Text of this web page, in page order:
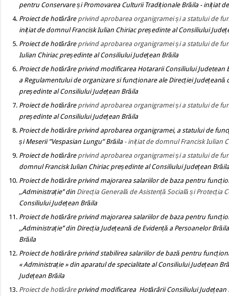
pentru Conservare și Promovarea Culturii Tradiționale Brăila - inițiat
Proiect de hotărâre privind aprobarea organigramei și a statului de
inițiat de domnul Francisk Iulian Chiriac președinte al Consiliului
Proiect de hotărâre privind aprobarea organigramei și a statului de
Iulian Chiriac președinte al Consiliului Județean Brăila
Proiect de hotărâre privind modificarea Hotararii Consiliului Judetean
a Regulamentului de organizare si funcționare ale Direcției Județeană
președinte al Consiliului Județean Brăila
Proiect de hotărâre privind aprobarea organigramei și a statului de
președinte al Consiliului Județean Brăila
Proiect de hotărâre privind aprobarea organigramei, a statului de
și Meserii ”Vespasian Lungu” Brăila - inițiat de domnul Francisk Iulian
Proiect de hotărâre privind aprobarea organigramei și a statului de
domnul Francisk Iulian Chiriac președinte al Consiliului Județean
Proiect de hotărâre privind majorarea salariilor de baza pentru
,,Administrație’’ din Direcția Generală de Asistență Socială și Protecția
Consiliului Județean Brăila
Proiect de hotărâre privind majorarea salariilor de baza pentru
,,Administrație’’ din Direcția Județeană de Evidență a Persoanelor
Brăila
Proiect de hotărâre privind stabilirea salariilor de bază pentru
« Administrație » din aparatul de specialitate al Consiliului Județean
Județean Brăila
Proiect de hotărâre privind modificarea Hotărârii Consiliului